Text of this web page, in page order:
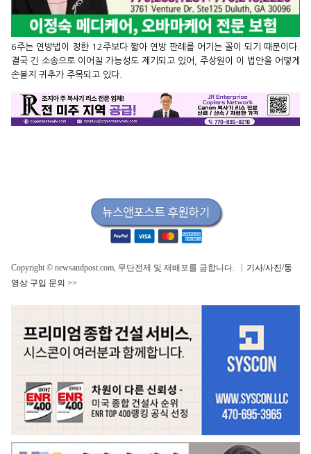
6주는 연방법이 정한 12주보다 짧아 연방 판례를 어기는 꼴이 되기 때문이다.
결국 긴 소송으로 이어질 가능성도 제기되고 있어, 주상원이 이 법안을 어떻게
손볼지 귀추가 주목되고 있다.
Copyright © newsandpost.com, 무단전제 및 재배포를 금합니다. | 기사/사진/동
영상 구입 문의 >>